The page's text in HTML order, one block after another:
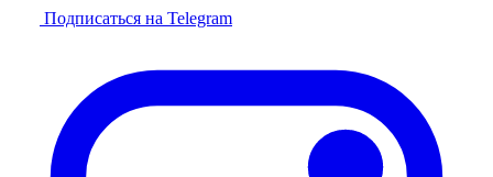
Подписаться на Telegram